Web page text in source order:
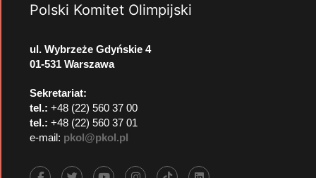
Polski Komitet Olimpijski
ul. Wybrzeże Gdyńskie 4
01-531 Warszawa
Sekretariat:
tel.: +48 (22) 560 37 00
tel.: +48 (22) 560 37 01
e-mail: pkol@pkol.pl